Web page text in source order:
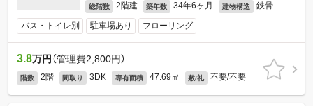
総階数 2階建 築年数 34年6ヶ月 建物構造 鉄骨
バス・トイレ別 駐車場あり フローリング
3.8万円 （管理費2,800円）
階数 2階 間取り 3DK 専有面積 47.69㎡ 敷/礼 不要/不要